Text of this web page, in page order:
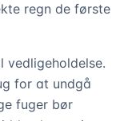
regn de første
for at undgå
fuger bør